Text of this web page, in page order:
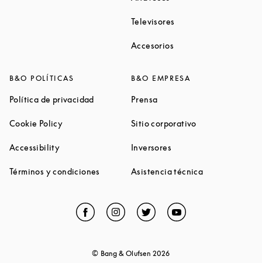
Televisores
Accesorios
B&O POLÍTICAS
Política de privacidadLink Opens in New Tab
Cookie PolicyLink Opens in New Tab
AccessibilityLink Opens in New Tab
Términos y condiciones Link Opens in New Tab
B&O EMPRESA
PrensaLink Opens in New Tab
Sitio corporativoLink Opens in
Inversores
Asistencia técnicaLink Opens in
Facebook
Link Opens in New Tab
Instagram
Link Opens in New Tab
TwitterLink Opens in New Tab
YouTubeLink Opens in
© Bang & Olufsen2026